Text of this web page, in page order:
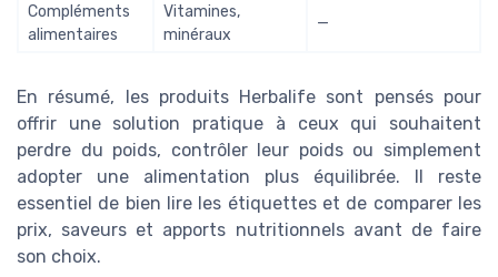
Compléments
alimentaires
Vitamines,
minéraux
—
En résumé, les produits Herbalife sont pensés pour
offrir une solution pratique à ceux qui souhaitent
perdre du poids, contrôler leur poids ou simplement
adopter une alimentation plus équilibrée. Il reste
essentiel de bien lire les étiquettes et de comparer les
prix, saveurs et apports nutritionnels avant de faire
son choix.